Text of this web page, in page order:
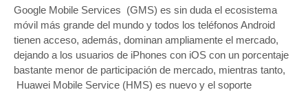
Google Mobile Services (GMS) es sin duda el ecosistema
móvil más grande del mundo y todos los teléfonos Android
tienen acceso, además, dominan ampliamente el mercado,
dejando a los usuarios de iPhones con iOS con un porcentaje
bastante menor de participación de mercado, mientras tanto,
Huawei Mobile Service (HMS) es nuevo y el soporte